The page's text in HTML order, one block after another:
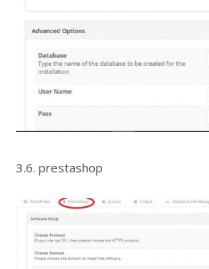
3.6. prestashop